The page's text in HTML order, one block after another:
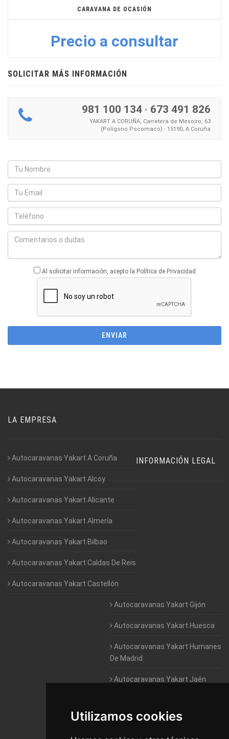
Utilizamos cookies
CARAVANA DE OCASIÓN
Precio a consultar
SOLICITAR MÁS INFORMACIÓN
981 100 134 · 673 491 826
YAKART A CORUÑA, Carretera de Mesoiro, 63
(Polígono Pocomaco) - 15190, A Coruña
Al solicitar información, acepto la Política de Privacidad
LA EMPRESA
Autocaravanas Yakart A Coruña
Autocaravanas Yakart Alcoy
Autocaravanas Yakart Alicante
Autocaravanas Yakart Almería
Autocaravanas Yakart Bilbao
Autocaravanas Yakart Caldas De Reis
Autocaravanas Yakart Castellón
Autocaravanas Yakart Gijón
Autocaravanas Yakart Huesca
Autocaravanas Yakart Humanes
De Madrid
Autocaravanas Yakart Jaén
Autocaravanas Yakart Valencia
INFORMACIÓN LEGAL